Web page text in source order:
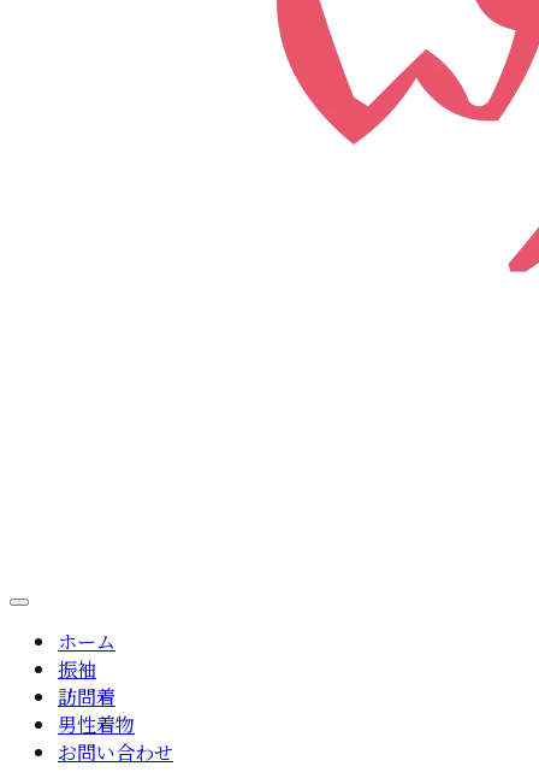
ホーム
振袖
訪問着
男性着物
お問い合わせ